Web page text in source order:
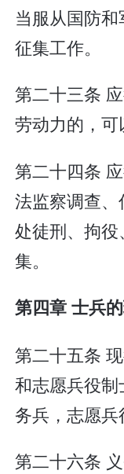
当服从国防
征集工作。
第二十三条
劳动力的，可
第二十四条
法监察调查
处徒刑、拘
集。
第四章 士兵
第二十五条
和志愿兵役
务兵，志愿兵
第二十六条